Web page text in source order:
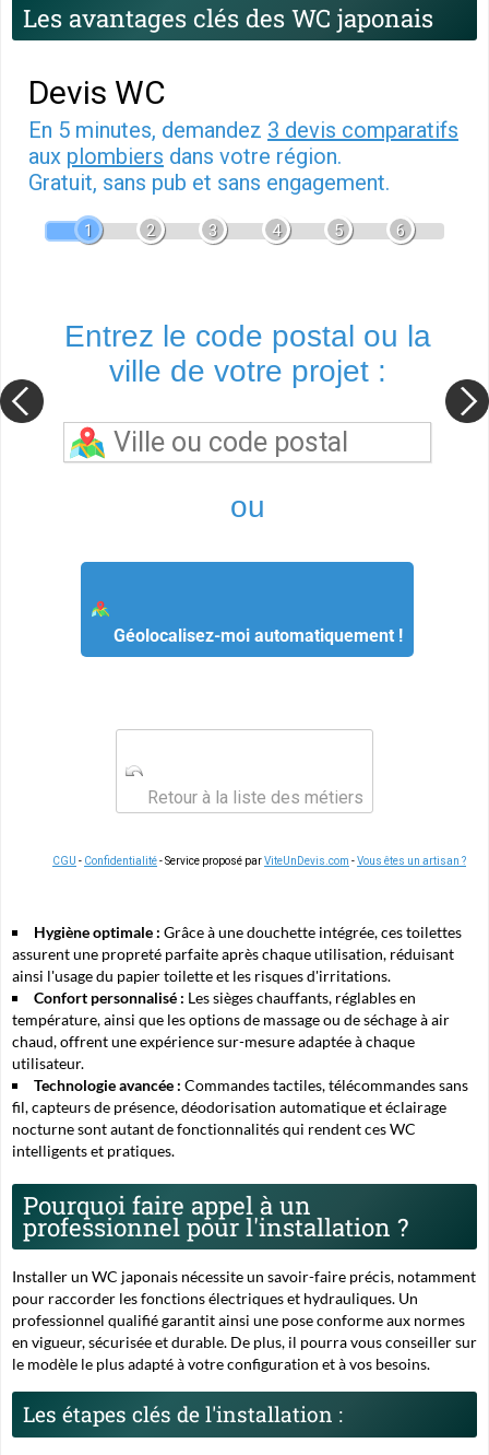
Les avantages clés des WC japonais
Devis WC
En 5 minutes, demandez 3 devis comparatifs
aux plombiers dans votre région.
Gratuit, sans pub et sans engagement.
1 2 3 4 5 6
Entrez le code postal ou la
ville de votre projet :
ou
Géolocalisez-moi automatiquement !
Retour à la liste des métiers
CGU - Confidentialité- Service proposé parViteUnDevis.com -Vous êtes un artisan ?
Hygiène optimale : Grâce à une douchette intégrée, ces toilettes
assurent une propreté parfaite après chaque utilisation, réduisant
ainsi l'usage du papier toilette et les risques d'irritations.
Confort personnalisé : Les sièges chauffants, réglables en
température, ainsi que les options de massage ou de séchage à air
chaud, offrent une expérience sur-mesure adaptée à chaque
utilisateur.
Technologie avancée : Commandes tactiles, télécommandes sans
fil, capteurs de présence, déodorisation automatique et éclairage
nocturne sont autant de fonctionnalités qui rendent ces WC
intelligents et pratiques.
Pourquoi faire appel à un
professionnel pour l'installation ?
Installer un WC japonais nécessite un savoir-faire précis, notamment
pour raccorder les fonctions électriques et hydrauliques. Un
professionnel qualifié garantit ainsi une pose conforme aux normes
en vigueur, sécurisée et durable. De plus, il pourra vous conseiller sur
le modèle le plus adapté à votre configuration et à vos besoins.
Les étapes clés de l'installation :